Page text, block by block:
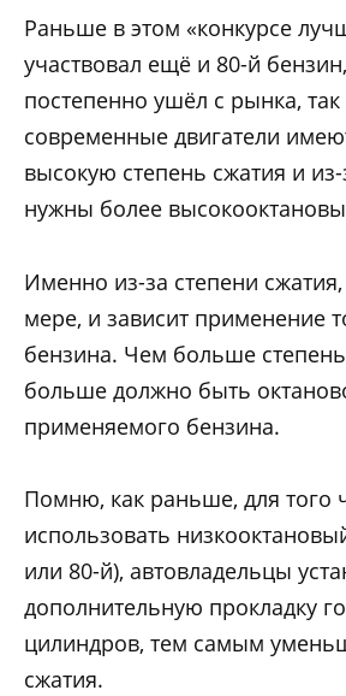
Раньше в этом «конкурсе
участвовал ещё и 80-й
постепенно ушёл с рынка, так
современные двигатели
высокую степень сжатия и
нужны более
Именно из-за степени
мере, и зависит применение
бензина. Чем больше
больше должно быть
применяемого бензина.
Помню, как раньше, для того
использовать
или 80-й), автовладельцы
дополнительную прокладку
цилиндров, тем самым
сжатия.